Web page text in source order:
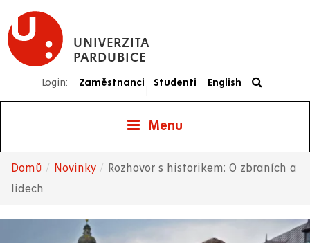
Přejít
hlavnímu
UNIVERZITA
PARDUBICE
Login: Zaměstnanci
|
Studenti English
Menu
Drobečková
navigace
Domů Novinky
Rozhovor s historikem: O zbraních a
lidech